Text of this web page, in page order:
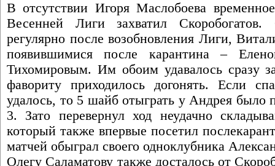
В отсутствии Игоря Маслобоева
Весенней Лиги захватил
регулярно после возобновления Лиги,
появившимися после карантина –
Тихомировым. Им обоим удавалось сразу
фавориту приходилось догонять. Если
удалось, то 5 шайб отыграть у Андрея было
3. Зато перевернул ход неудачно
который также впервые посетил
матчей обыграл своего одноклубника
Олегу Саламатову также досталось от